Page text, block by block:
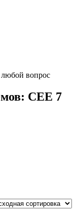
любой вопрос
CEE 7